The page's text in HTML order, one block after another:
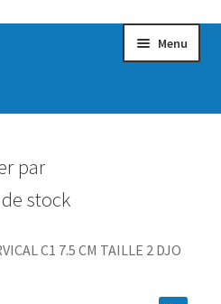
Menu
par
stock
C1 7.5 CM TAILLE 2 DJO